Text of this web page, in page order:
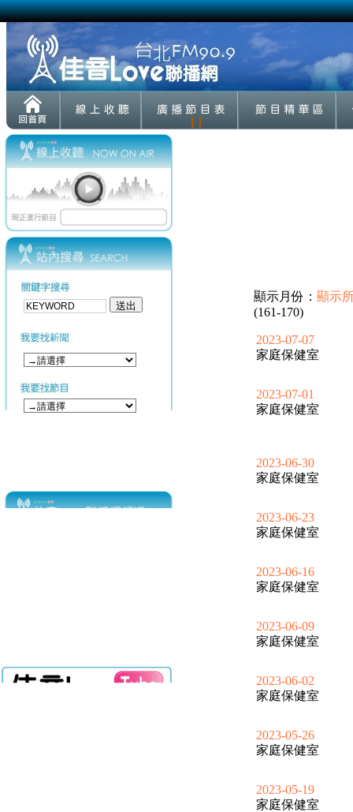
[ ]
顯示月份： 顯示
(161-170)
2023-07-07
家庭保健室
2023-07-01
家庭保健室
2023-06-30
家庭保健室
2023-06-23
家庭保健室
2023-06-16
家庭保健室
2023-06-09
家庭保健室
2023-06-02
家庭保健室
2023-05-26
家庭保健室
2023-05-19
家庭保健室